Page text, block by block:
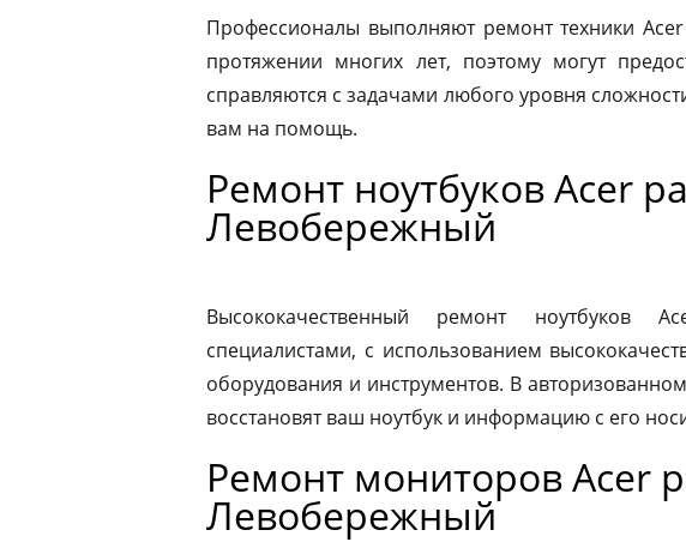
Профессионалы выполняют ремонт техники
протяжении многих лет, поэтому могут
справляются с задачами любого уровня
вам на помощь.
Ремонт ноутбуков Acer
Левобережный
Высококачественный ремонт ноутбуков
специалистами, с использованием
оборудования и инструментов. В
восстановят ваш ноутбук и информацию с его
Ремонт мониторов Acer
Левобережный